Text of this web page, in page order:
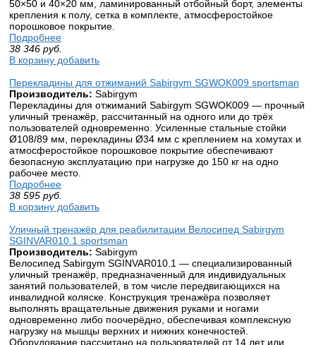
50×50 и 40×20 мм, ламинированный отбойный борт, элементы
крепления к полу, сетка в комплекте, атмосферостойкое
порошковое покрытие.
Подробнее
38 346 руб.
В корзину добавить
Перекладины для отжиманий Sabirgym SGWOK009 sportsman
Производитель: Sabirgym
Перекладины для отжиманий Sabirgym SGWOK009 — прочный
уличный тренажёр, рассчитанный на одного или до трёх
пользователей одновременно. Усиленные стальные стойки
Ø108/89 мм, перекладины Ø34 мм с креплением на хомутах и
атмосферостойкое порошковое покрытие обеспечивают
безопасную эксплуатацию при нагрузке до 150 кг на одно
рабочее место.
Подробнее
38 595 руб.
В корзину добавить
Уличный тренажёр для реабилитации Велосипед Sabirgym
SGINVAR010.1 sportsman
Производитель: Sabirgym
Велосипед Sabirgym SGINVAR010.1 — специализированный
уличный тренажёр, предназначенный для индивидуальных
занятий пользователей, в том числе передвигающихся на
инвалидной коляске. Конструкция тренажёра позволяет
выполнять вращательные движения руками и ногами
одновременно либо поочерёдно, обеспечивая комплексную
нагрузку на мышцы верхних и нижних конечностей.
Оборудование рассчитано на пользователей от 14 лет или